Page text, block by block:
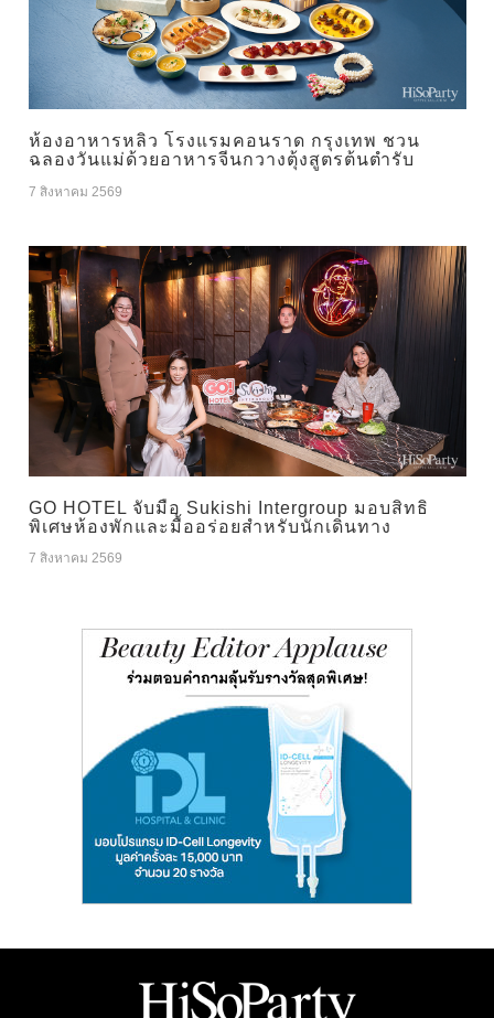
ห้องอาหารหลิว โรงแรมคอนราด กรุงเทพ ชวน
ฉลองวันแม่ด้วยอาหารจีนกวางตุ้งสูตรต้นตำรับ
7 สิงหาคม 2569
GO HOTEL จับมือ Sukishi Intergroup มอบสิทธิ
พิเศษห้องพักและมื้ออร่อยสำหรับนักเดินทาง
7 สิงหาคม 2569